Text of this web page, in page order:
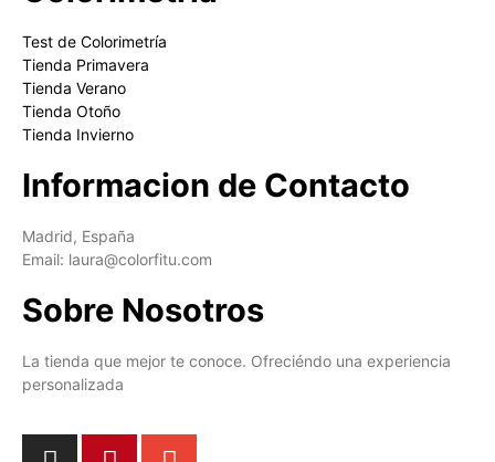
Test de Colorimetría
Tienda Primavera
Tienda Verano
Tienda Otoño
Tienda Invierno
Informacion de Contacto
Madrid, España
Email: laura@colorfitu.com
Sobre Nosotros
La tienda que mejor te conoce. Ofreciéndo una experiencia
personalizada